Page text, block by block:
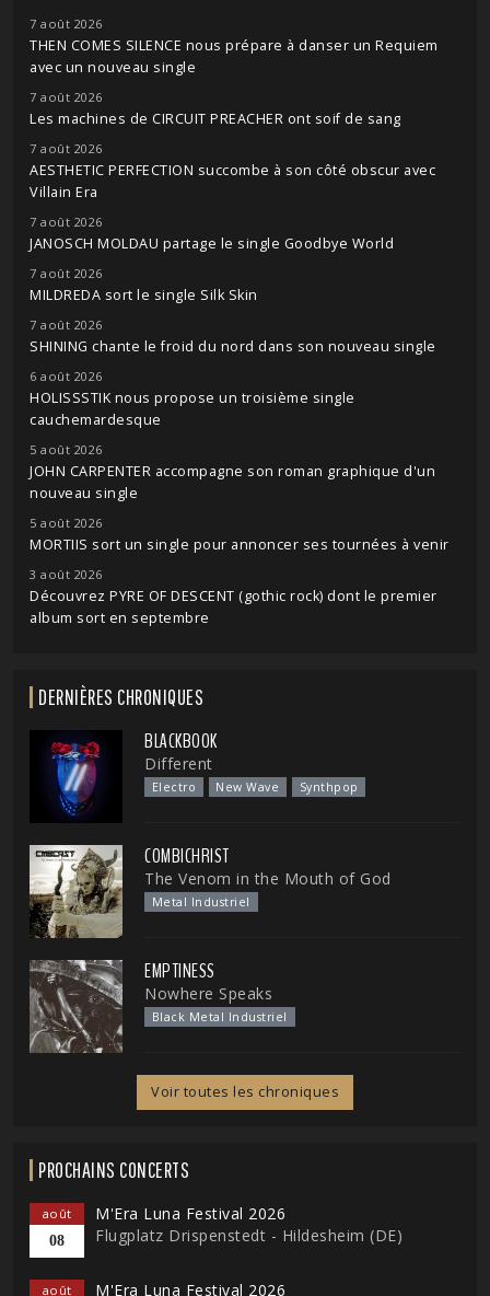
7 août 2026
THEN COMES SILENCE nous prépare à danser un Requiem
avec un nouveau single
7 août 2026
Les machines de CIRCUIT PREACHER ont soif de sang
7 août 2026
AESTHETIC PERFECTION succombe à son côté obscur avec
Villain Era
7 août 2026
JANOSCH MOLDAU partage le single Goodbye World
7 août 2026
MILDREDA sort le single Silk Skin
7 août 2026
SHINING chante le froid du nord dans son nouveau single
6 août 2026
HOLISSSTIK nous propose un troisième single
cauchemardesque
5 août 2026
JOHN CARPENTER accompagne son roman graphique d'un
nouveau single
5 août 2026
MORTIIS sort un single pour annoncer ses tournées à venir
3 août 2026
Découvrez PYRE OF DESCENT (gothic rock) dont le premier
album sort en septembre
DERNIÈRES CHRONIQUES
BLACKBOOK
Different
Electro New Wave Synthpop
COMBICHRIST
The Venom in the Mouth of God
Metal Industriel
EMPTINESS
Nowhere Speaks
Black Metal Industriel
Voir toutes les chroniques
PROCHAINS CONCERTS
août
08
M'Era Luna Festival 2026
Flugplatz Drispenstedt - Hildesheim (DE)
août
M'Era Luna Festival 2026